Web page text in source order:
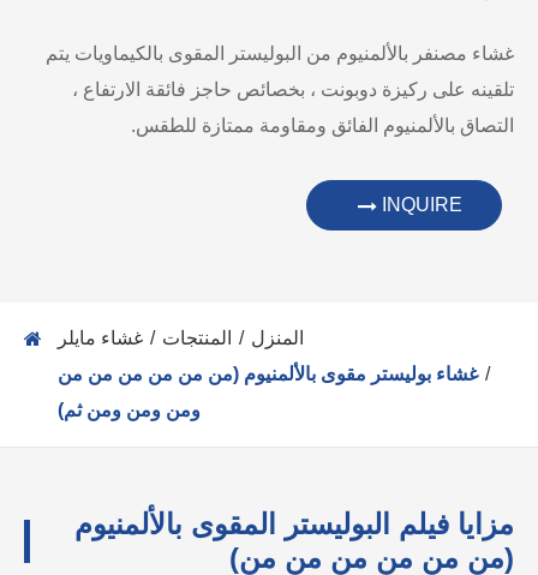
غشاء مصنفر بالألمنيوم من البوليستر المقوى بالكيماويات يتم
تلقينه على ركيزة دوبونت ، بخصائص حاجز فائقة الارتفاع ،
التصاق بالألمنيوم الفائق ومقاومة ممتازة للطقس.
INQUIRE
المنزل المنتجات
غشاء مايلر
غشاء بوليستر مقوى بالألمنيوم (من من من من من من
ومن ومن ومن ثم)
مزايا فيلم البوليستر المقوى بالألمنيوم
(من من من من من من)